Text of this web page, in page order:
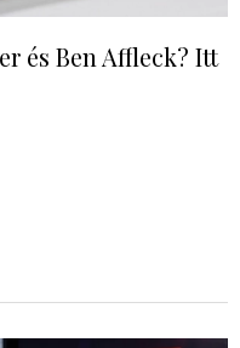
és Ben Affleck? Itt